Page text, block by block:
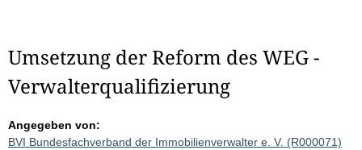
Umsetzung der Reform des WEG -
Verwalterqualifizierung
Angegeben von:
BVI Bundesfachverband der Immobilienverwalter e. V. (R000071)